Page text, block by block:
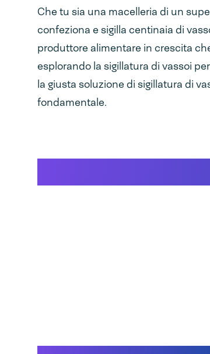
Che tu sia una macelleria di un
confeziona e sigilla centinaia di
produttore alimentare in crescita
esplorando la sigillatura di vassoi
la giusta soluzione di sigillatura di
fondamentale.